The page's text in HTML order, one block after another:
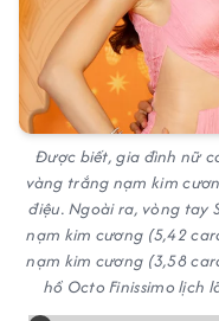
Được biết, gia đình nữ
vàng trắng nạm kim
điệu. Ngoài ra, vòng tay
nạm kim cương (5,42
nạm kim cương (3,58
hồ Octo Finissimo lịch